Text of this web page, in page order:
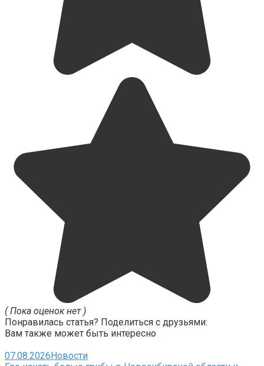
( Пока оценок нет )
Понравилась статья? Поделиться с друзьями:
Вам также может быть интересно
07.08.2026Новости